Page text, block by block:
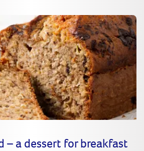
– a dessert for breakfast